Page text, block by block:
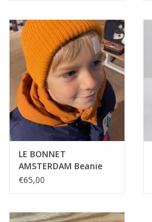
LE BONNET
AMSTERDAM Beanie
Orange peel
€65,00